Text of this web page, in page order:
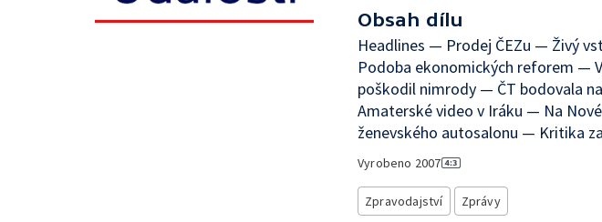
Obsah dílu
Headlines — Prodej ČEZu — Živý
Podoba ekonomických reforem —
poškodil nimrody — ČT bodovala
Amaterské video v Iráku — Na
ženevského autosalonu — Kritika
Vyrobeno 2007
Zpravodajství Zprávy